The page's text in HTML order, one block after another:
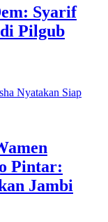
Syarif
Pilgub
Pintar:
Jambi